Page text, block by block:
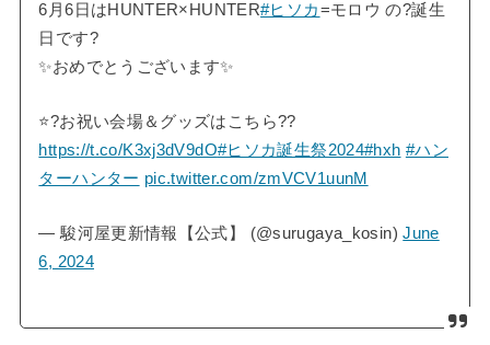
6月6日はHUNTER×HUNTER#ヒソカ=モロウ の?誕生
日です?
✨おめでとうございます✨
⭐️?お祝い会場＆グッズはこちら??
https://t.co/K3xj3dV9dO#ヒソカ誕生祭2024#hxh #ハン
ターハンター pic.twitter.com/zmVCV1uunM
— 駿河屋更新情報【公式】 (@surugaya_kosin)June
6, 2024